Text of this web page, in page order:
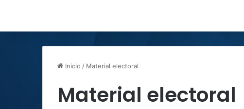
Inicio / Material electoral
Material electoral